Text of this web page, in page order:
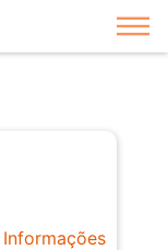
Informações